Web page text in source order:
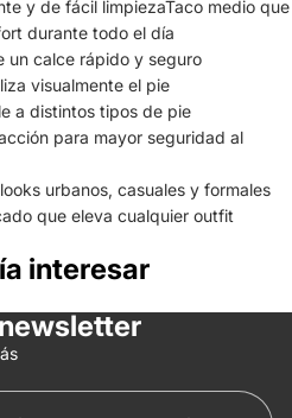
y de fácil limpieza​Taco medio que
durante todo el día
un calce rápido y seguro
visualmente el pie
a distintos tipos de pie
para mayor seguridad al
urbanos, casuales y formales
que eleva cualquier outfit
interesar